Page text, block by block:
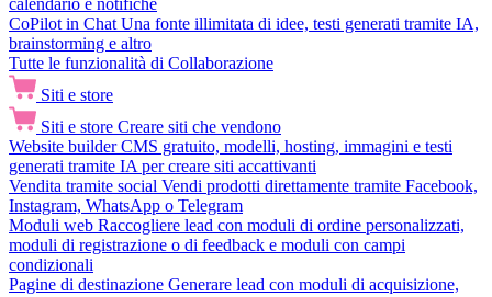
calendario e notifiche
CoPilot in Chat Una fonte illimitata di idee, testi generati tramite IA,
brainstorming e altro
Tutte le funzionalità di Collaborazione
Siti e store
Siti e store Creare siti che vendono
Website builder CMS gratuito, modelli, hosting, immagini e testi
generati tramite IA per creare siti accattivanti
Vendita tramite social Vendi prodotti direttamente tramite Facebook,
Instagram, WhatsApp o Telegram
Moduli web Raccogliere lead con moduli di ordine personalizzati,
moduli di registrazione o di feedback e moduli con campi
condizionali
Pagine di destinazione Generare lead con moduli di acquisizione,